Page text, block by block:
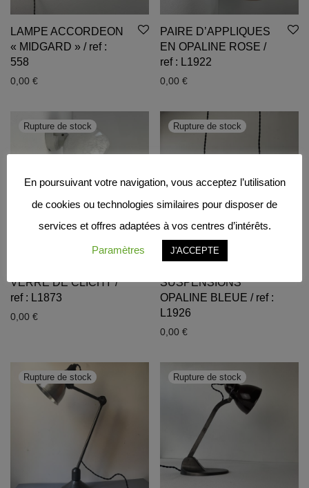
LAMPE ACCORDEON
« MIDGARD » / ref :
558
0,00 €
PAIRE D’APPLIQUES
EN OPALINE ROSE /
ref : L1922
0,00 €
VERRE DE CLICHY /
ref : L1873
0,00 €
SUSPENSIONS
OPALINE BLEUE / ref :
L1926
0,00 €
En poursuivant votre navigation, vous acceptez l’utilisation
de cookies ou technologies similaires pour disposer de
services et offres adaptées à vos centres d’intérêts.
Paramètres J'ACCEPTE